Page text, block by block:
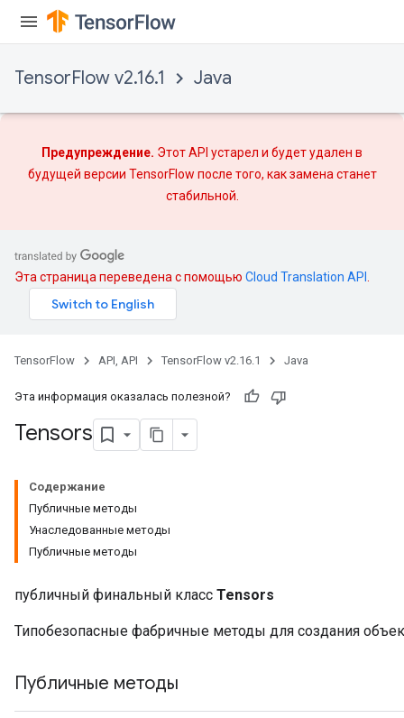
TensorFlow v2.16.1 Java
Предупреждение. Этот API устарел и будет удален в
будущей версии TensorFlow после того, какзамена станет
стабильной.
Эта страница переведена с помощью Cloud Translation API
TensorFlow API, API TensorFlow v2.16.1 Java
Эта информация оказалась полезной?
Tensors
Содержание
Публичные методы
Унаследованные методы
Публичные методы
публичный финальный класс Tensors
Типобезопасные фабричные методы для создания
Публичные методы